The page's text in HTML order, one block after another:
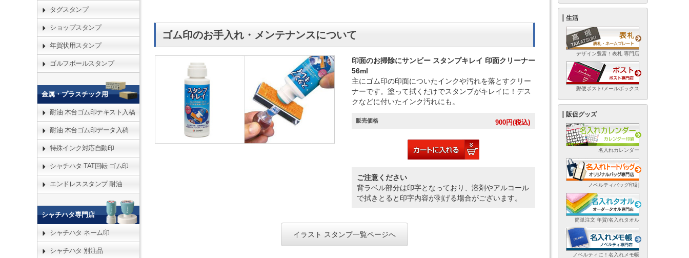
ゴム印のお手入れ・メンテナンスについて
印面のお掃除にサンビー スタンプキレイ 印面クリーナー
56ml
主にゴム印の印面についたインクや汚れを落とすクリー
ナーです。塗って拭くだけでスタンプがキレイに！デス
クなどに付いたインク汚れにも。
販売価格 900円(税込)
ご注意ください
背ラベル部分は印字となっており、溶剤やアルコール
で拭きとると印字内容が剥げる場合がございます。
イラスト スタンプ一覧ページへ
タグスタンプ
ショップスタンプ
年賀状用スタンプ
ゴルフボールスタンプ
金属・プラスチック用
耐油 木台ゴム印テキスト入稿
耐油 木台ゴム印データ入稿
特殊インク対応自動印
シャチハタ TAT回転 ゴム印
エンドレススタンプ 耐油
シャチハタ専門店
シャチハタ ネーム印
シャチハタ 別注品
生活
デザイン豊富！表札 専門店
郵便ポスト/メールボックス
販促グッズ
名入れカレンダー
ノベルティバッグ印刷
簡単注文 年賀/名入れタオル
ノベルティに！名入れメモ帳